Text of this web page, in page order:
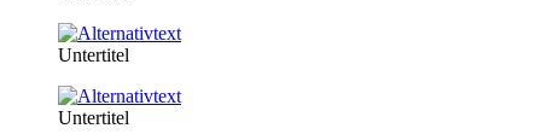
Untertitel
Untertitel